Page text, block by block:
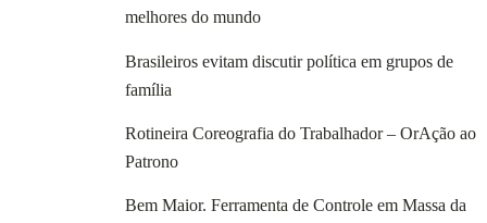
melhores do mundo
Brasileiros evitam discutir política em grupos de
família
Rotineira Coreografia do Trabalhador – OrAção ao
Patrono
Bem Maior. Ferramenta de Controle em Massa da